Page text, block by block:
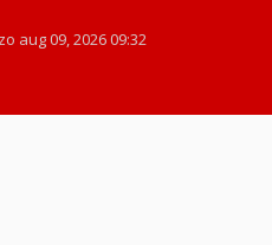
aug 09, 2026 09:32